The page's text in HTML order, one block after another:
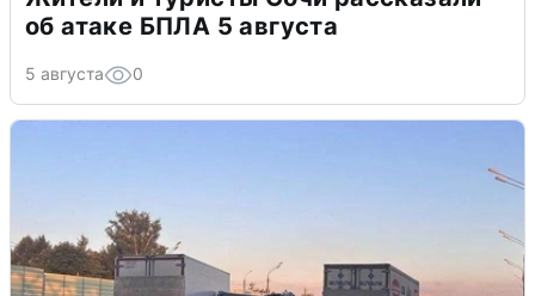
об атаке БПЛА 5 августа
5 августа 0